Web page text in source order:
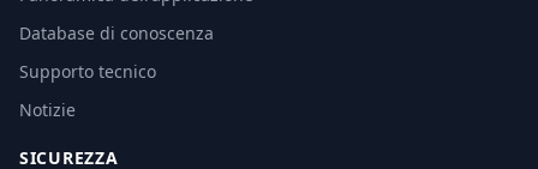
Database di conoscenza
Supporto tecnico
Notizie
SICUREZZA